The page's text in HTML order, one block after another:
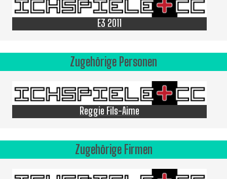
E3 2011
Zugehörige Personen
Reggie Fils-Aime
Zugehörige Firmen